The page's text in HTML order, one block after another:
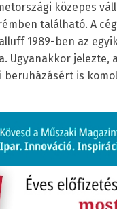
közepes
található. A
1989-ben az
Ugyanakkor
beruházásért is